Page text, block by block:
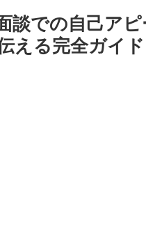
談での自己ア
える完全ガイド